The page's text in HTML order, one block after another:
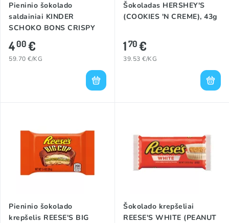
Pieninio šokolado
saldainiai KINDER
SCHOKO BONS CRISPY
(MILKY & COCOA), 67g
400€
59.70 €/KG
Šokoladas HERSHEY'S
(COOKIES 'N CREME), 43g
170€
39.53 €/KG
Pieninio šokolado
krepšelis REESE'S BIG
Šokolado krepšeliai
REESE'S WHITE (PEANUT